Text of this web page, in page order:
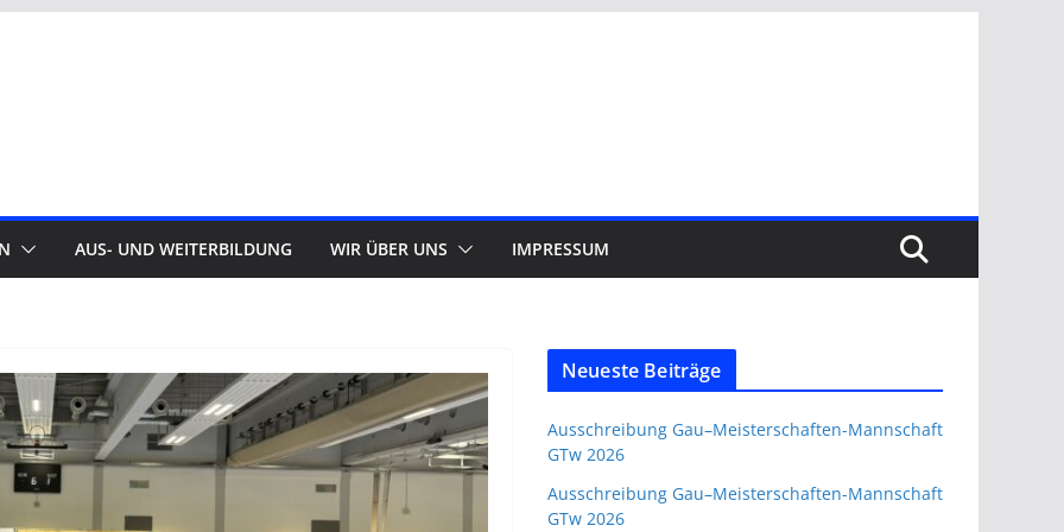
AUS- UND WEITERBILDUNG WIR ÜBER UNS IMPRESSUM
Neueste Beiträge
Ausschreibung Gau–Meisterschaften-Mannschaft
GTw 2026
Ausschreibung Gau–Meisterschaften-Mannschaft
GTw 2026